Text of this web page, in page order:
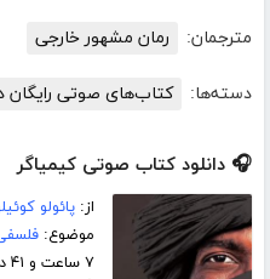
مترجمان: رمان مشهور خارجی
دسته‌ها: کتاب‌های صوتی رایگان
🎧 دانلود کتاب صوتی کیمیاگر
از:پائولو
موضوع:
۷ ساعت و ۴۱ دقیقه